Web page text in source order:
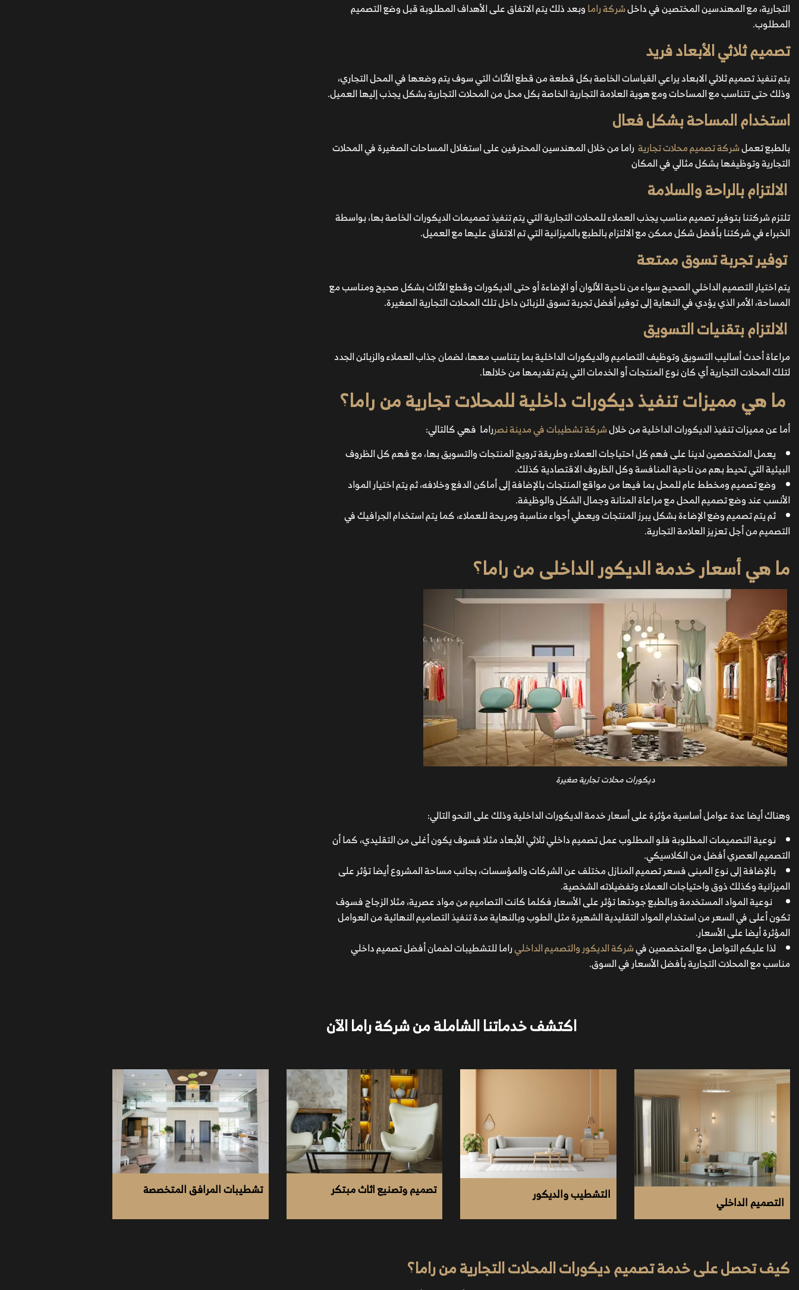
التجارية، مع المهندسين المختصين في داخلشركة راماوبعد ذلك يتم الاتفاق على الأهداف المطلوبة قبل وضع التصميم
المطلوب.
تصميم ثلاثي الأبعاد فريد
يتم تنفيذ تصميم ثلاثي الابعاد يراعي القياسات الخاصة بكل قطعة من قطع الأثاث التي سوف يتم وضعها في المحل التجاري،
وذلك حتى تتناسب مع المساحات ومع هوية العلامة التجارية الخاصة بكل محل من المحلات التجارية بشكل يجذب إليها العميل.
استخدام المساحة بشكل فعال
بالطبع تعملشركة تصميم محلات تجارية راما من خلال المهندسين المحترفين على استغلال المساحات الصغيرة في المحلات
التجارية وتوظيفها بشكل مثالي في المكان
الالتزام بالراحة والسلامة
تلتزم شركتنا بتوفير تصميم مناسب يجذب العملاء للمحلات التجارية التي يتم تنفيذ تصميمات الديكورات الخاصة بها، بواسطة
الخبراء في شركتنا بأفضل شكل ممكن مع الالتزام بالطبع بالميزانية التي تم الاتفاق عليها مع العميل.
توفير تجربة تسوق ممتعة
يتم اختيار التصميم الداخلي الصحيح سواء من ناحية الألوان أو الإضاءة أو حتى الديكورات وقطع الأثاث بشكل صحيح ومناسب مع
المساحة، الأمر الذي يؤدي في النهاية إلى توفير أفضل تجربة تسوق للزبائن داخل تلك المحلات التجارية الصغيرة.
الالتزام بتقنيات التسويق
مراعاة أحدث أساليب التسويق وتوظيف التصاميم والديكورات الداخلية بما يتناسب معها، لضمان جذاب العملاء والزبائن الجدد
لتلك المحلات التجارية أي كان نوع المنتجات أو الخدمات التي يتم تقديمها من خلالها.
ما هي مميزات تنفيذ ديكورات داخلية للمحلات تجارية من راما؟
أما عن مميزات تنفيذ الديكورات الداخلية من خلالشركة تشطيبات في مدينة نصرراما فهي كالتالي:
يعمل المتخصصين لدينا على فهم كل احتياجات العملاء وطريقة ترويج المنتجات والتسويق بها، مع فهم كل الظروف
البيئية التي تحيط بهم من ناحية المنافسة وكل الظروف الاقتصادية كذلك.
وضع تصميم ومخطط عام للمحل بما فيها من مواقع المنتجات بالإضافة إلى أماكن الدفع وخلافه، ثم يتم اختيار المواد
الأنسب عند وضع تصميم المحل مع مراعاة المتانة وجمال الشكل والوظيفة.
ثم يتم تصميم وضع الإضاءة بشكل يبرز المنتجات ويعطي أجواء مناسبة ومريحة للعملاء، كما يتم استخدام الجرافيك في
التصميم من أجل تعزيز العلامة التجارية.
ما هي أسعار خدمة الديكور الداخلى من راما؟
ديكورات محلات تجارية صغيرة
وهناك أيضا عدة عوامل أساسية مؤثرة على أسعار خدمة الديكورات الداخلية وذلك على النحو التالي:
نوعية التصميمات المطلوبة فلو المطلوب عمل تصميم داخلي ثلاثي الأبعاد مثلا فسوف يكون أغلى من التقليدي، كما أن
التصميم العصري أفضل من الكلاسيكي.
بالإضافة إلى نوع المبنى فسعر تصميم المنازل مختلف عن الشركات والمؤسسات، بجانب مساحة المشروع أيضا تؤثر على
الميزانية وكذلك ذوق واحتياجات العملاء وتفضيلاته الشخصية.
نوعية المواد المستخدمة وبالطبع جودتها تؤثر على الأسعار فكلما كانت التصاميم من مواد عصرية، مثلا الزجاج فسوف
تكون أعلى في السعر من استخدام المواد التقليدية الشهيرة مثل الطوب وبالنهاية مدة تنفيذ التصاميم النهائية من العوامل
المؤثرة أيضا على الأسعار.
لذا عليكم التواصل مع المتخصصين فيشركة الديكور والتصميم الداخليراما للتشطيبات لضمان أفضل تصميم داخلي
مناسب مع المحلات التجارية بأفضل الأسعار في السوق.
السوق
اكتشف خدماتنا الشاملة من شركة راما الآن
التصميم الداخلي التشطيب والديكور تصميم وتصنيع اثاث مبتكر تشطيبات المرافق المتخصصة
كيف تحصل على خدمة تصميم ديكورات المحلات التجارية من راما؟